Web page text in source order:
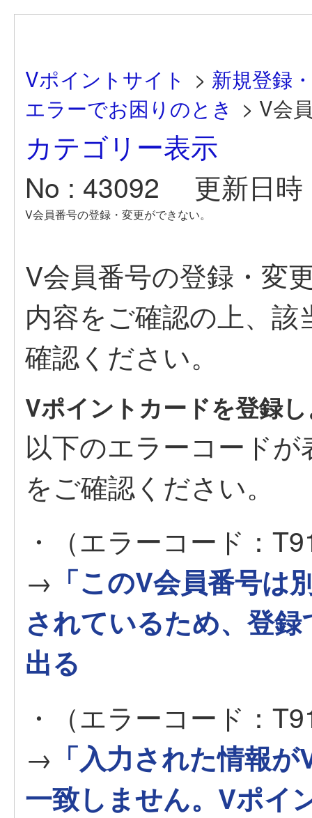
Vポイントサイト > 新規登録
エラーでお困りのとき > V会
カテゴリー表示
No : 43092
更新日
V会員番号の登録・変更ができない。
V会員番号の登録・変
内容をご確認の上、
確認ください。
Vポイントカードを登録
以下のエラーコード
をご確認ください。
・（エラーコード：
→ 「このV会員番号
されているため、登
出る
・（エラーコード：
→ 「入力された情報
一致しません。Vポイ